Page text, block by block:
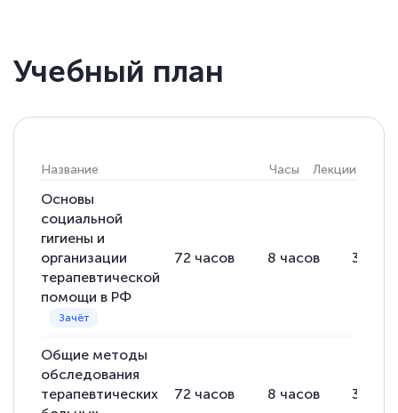
Учебный план
Название Часы Лекции
Основы
социальной
гигиены и
организации
терапевтической
помощи в РФ
72 часов 8 часов 38
Общие методы
обследования
терапевтических
72 часов 8 часов 36